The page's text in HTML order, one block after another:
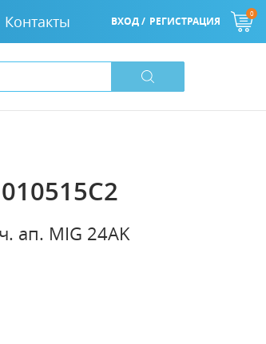
Контакты ВХОД / РЕГИСТРАЦИЯ
0
010515C2
ап. MIG 24AK